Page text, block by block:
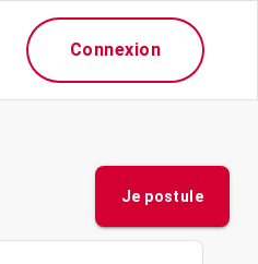
Connexion
Je postule